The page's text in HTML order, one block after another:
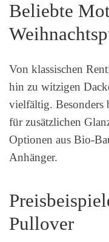
Beliebte
Von klassischen
hin zu witzigen
vielfältig.
für zusätzlichen
Optionen aus Bio-
Anhänger.
Pullover